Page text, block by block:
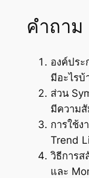
คำถาม
องค์ปร
มีอะไรบ้
ส่วน
มีความ
การใช้ง
Trend
วิธีการส
และ